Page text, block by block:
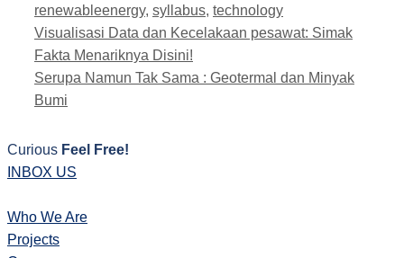
renewableenergy, syllabus, technology
Post
navigation
Visualisasi Data dan Kecelakaan pesawat: Simak
Fakta Menariknya Disini!
Serupa Namun Tak Sama : Geotermal dan Minyak
Bumi
Curious Feel Free!
INBOX US
Who We Are
Projects